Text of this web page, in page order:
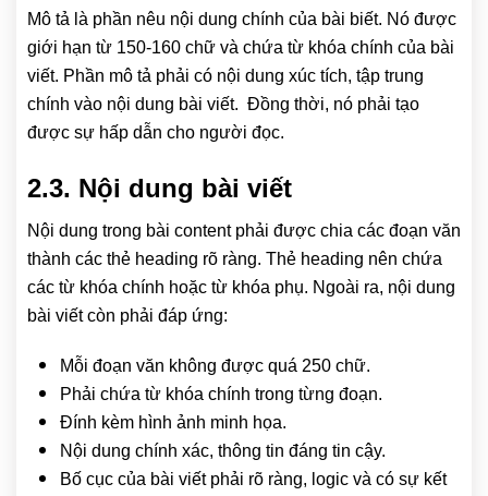
Mô tả là phần nêu nội dung chính của bài biết. Nó được
giới hạn từ 150-160 chữ và chứa từ khóa chính của bài
viết. Phần mô tả phải có nội dung xúc tích, tập trung
chính vào nội dung bài viết. Đồng thời, nó phải tạo
được sự hấp dẫn cho người đọc.
2.3. Nội dung bài viết
Nội dung trong bài content phải được chia các đoạn văn
thành các thẻ heading rõ ràng. Thẻ heading nên chứa
các từ khóa chính hoặc từ khóa phụ. Ngoài ra, nội dung
bài viết còn phải đáp ứng:
Mỗi đoạn văn không được quá 250 chữ.
Phải chứa từ khóa chính trong từng đoạn.
Đính kèm hình ảnh minh họa.
Nội dung chính xác, thông tin đáng tin cậy.
Bố cục của bài viết phải rõ ràng, logic và có sự kết